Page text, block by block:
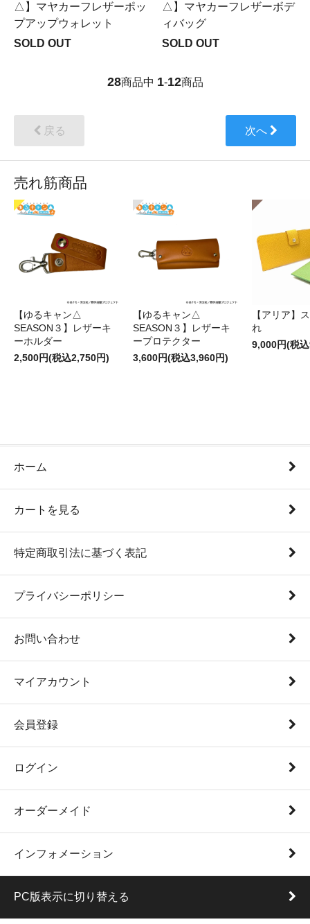
△】マヤカーフレザーポッ
プアップウォレット
SOLD OUT
△】マヤカーフレザーボデ
ィバッグ
SOLD OUT
28商品中 1-12商品
戻る 次へ
売れ筋商品
【ゆるキャン△
SEASON３】レザーキ
ーホルダー
2,500円(税込2,750円)
【ゆるキャン△
SEASON３】レザーキ
ープロテクター
3,600円(税込3,960円)
【アリア】
れ
9,000円(税
ホーム
カートを見る
特定商取引法に基づく表記
プライバシーポリシー
お問い合わせ
マイアカウント
会員登録
ログイン
オーダーメイド
インフォメーション
PC版表示に切り替える